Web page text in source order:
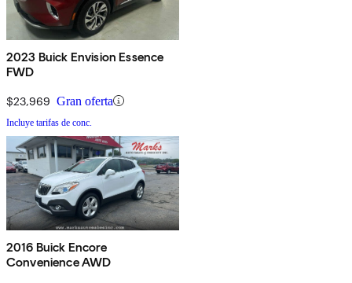
2023 Buick Envision Essence
FWD
$23,969 Gran oferta
Incluye tarifas de conc.
2016 Buick Encore
Convenience AWD